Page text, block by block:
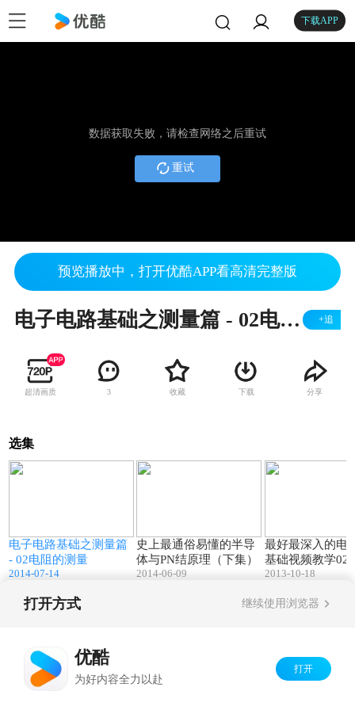
下载APP
数据获取失败，请检查网络之后重试
重试
预览播放中，打开优酷APP看高清完整版
电子电路基础之测量篇 - 02电阻的测量 +追
超清画质 3 收藏 下载 分享
选集
电子电路基础之测量篇
- 02电阻的测量
2014-07-14
史上最通俗易懂的半导
体与PN结原理（下集）
2014-06-09
最好最深入的电
基础视频教学
习题讲解
2013-10-18
打开方式 继续使用浏览器
优酷
为好内容全力以赴
打开